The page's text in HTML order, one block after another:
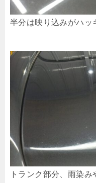
半分は映り込みがハッ
トランク部分、雨染み